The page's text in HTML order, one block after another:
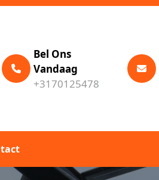
Bel Ons
Vandaag
+3170125478